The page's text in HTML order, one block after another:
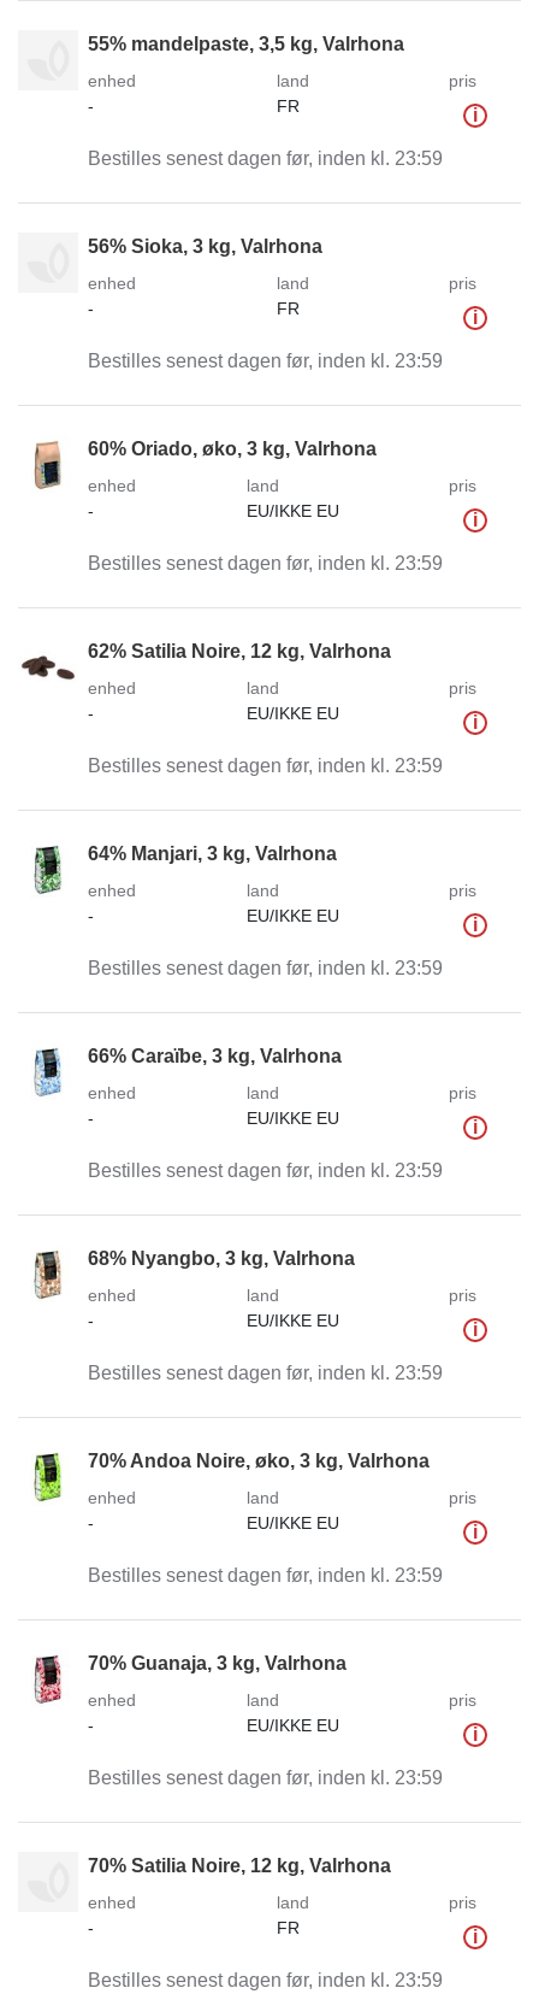
55% mandelpaste, 3,5 kg, Valrhona
enhed
-
land
FR
pris
i
Bestilles senest dagen før, inden kl. 23:59
56% Sioka, 3 kg, Valrhona
enhed
-
land
FR
pris
i
Bestilles senest dagen før, inden kl. 23:59
60% Oriado, øko, 3 kg, Valrhona
enhed
-
land
EU/IKKE EU
pris
i
Bestilles senest dagen før, inden kl. 23:59
62% Satilia Noire, 12 kg, Valrhona
enhed
-
land
EU/IKKE EU
pris
i
Bestilles senest dagen før, inden kl. 23:59
64% Manjari, 3 kg, Valrhona
enhed
-
land
EU/IKKE EU
pris
i
Bestilles senest dagen før, inden kl. 23:59
66% Caraïbe, 3 kg, Valrhona
enhed
-
land
EU/IKKE EU
pris
i
Bestilles senest dagen før, inden kl. 23:59
68% Nyangbo, 3 kg, Valrhona
enhed
-
land
EU/IKKE EU
pris
i
Bestilles senest dagen før, inden kl. 23:59
70% Andoa Noire, øko, 3 kg, Valrhona
enhed
-
land
EU/IKKE EU
pris
i
Bestilles senest dagen før, inden kl. 23:59
70% Guanaja, 3 kg, Valrhona
enhed
-
land
EU/IKKE EU
pris
i
Bestilles senest dagen før, inden kl. 23:59
70% Satilia Noire, 12 kg, Valrhona
enhed
-
land
FR
pris
i
Bestilles senest dagen før, inden kl. 23:59